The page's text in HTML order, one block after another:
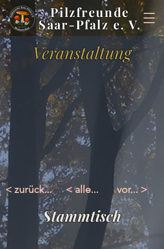
Pilzfreunde
Saar-Pfalz e. V.
Veranstaltung
< zurück... < alle... vor... >
Stammtisch